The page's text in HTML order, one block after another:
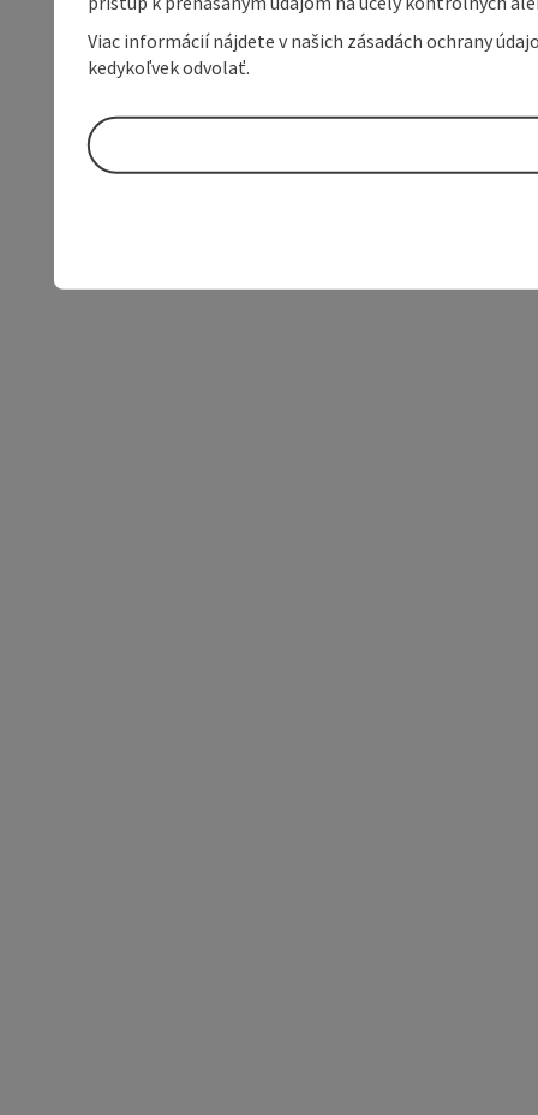
Viac informácií nájdete v našich zásadách ochrany
kedykoľvek odvolať.